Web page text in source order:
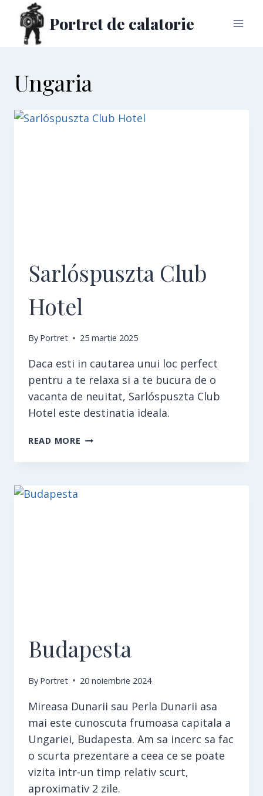
content
Portret de calatorie
Ungaria
Sarlóspuszta Club
Hotel
By Portret 25 martie 2025
Daca esti in cautarea unui loc perfect
pentru a te relaxa si a te bucura de o
vacanta de neuitat, Sarlóspuszta Club
Hotel este destinatia ideala.
READ MORE SARLÓSPUSZTA
HOTEL
Budapesta
By Portret 20 noiembrie 2024
Mireasa Dunarii sau Perla Dunarii asa
mai este cunoscuta frumoasa capitala a
Ungariei, Budapesta. Am sa incerc sa fac
o scurta prezentare a ceea ce se poate
vizita intr-un timp relativ scurt,
aproximativ 2 zile.